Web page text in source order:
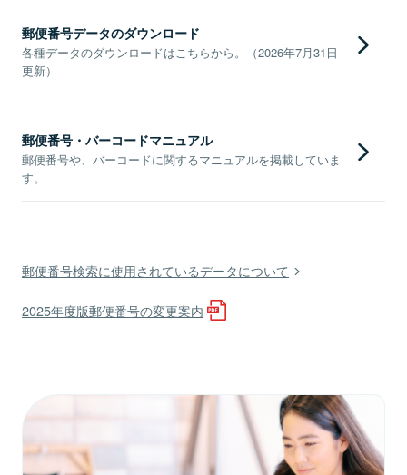
郵便番号データのダウンロード
各種データのダウンロードはこちらから。（2026年7月31日
更新）
郵便番号・バーコードマニュアル
郵便番号や、バーコードに関するマニュアルを掲載していま
す。
郵便番号検索に使用されているデータについて
2025年度版郵便番号の変更案内